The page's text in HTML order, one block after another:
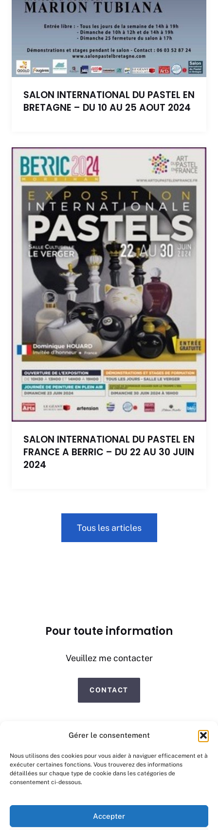
Gérer le consentement
Nous utilisons des cookies pour vous aider à naviguer efficacement et à
exécuter certaines fonctions. Vous trouverez des informations
détaillées sur chaque type de cookie dans les catégories de
consentement ci-dessous.
Accepter
SALON INTERNATIONAL DU PASTEL EN
BRETAGNE – DU 10 AU 25 AOUT 2024
SALON INTERNATIONAL DU PASTEL EN
FRANCE A BERRIC – DU 22 AU 30 JUIN
2024
Tous les articles
Pour toute information
Veuillez me contacter
CONTACT